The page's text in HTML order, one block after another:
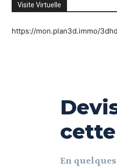
Visite Virtuelle
https://mon.plan3d.immo/
En